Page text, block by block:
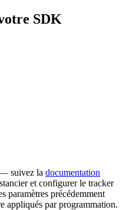
SDK
suivez la documentation
et configurer le tracker
paramètres précédemment
appliqués par programmation.